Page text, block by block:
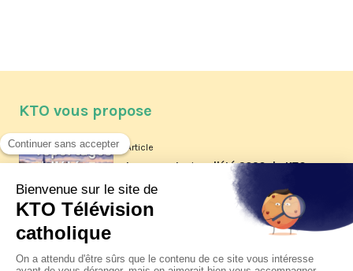
KTO vous propose
Article
Les reportages d'été 2026 de KTO
La visite pastorale du pape Léon
jeudi 6 août